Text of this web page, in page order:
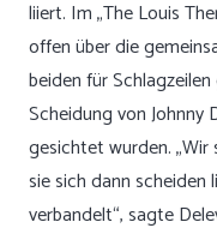
liiert. Im „The Louis
offen über die
beiden für
Scheidung von Johnny
gesichtet wurden.
sie sich dann scheiden
verbandelt“, sagte